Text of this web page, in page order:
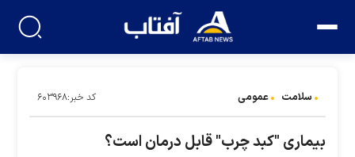
سلامت عمومی کد خبر:۶۰۳۹۶۸
بیماری "کبد چرب" قابل درمان است؟